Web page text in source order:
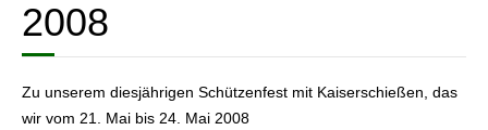
2008
Zu unserem diesjährigen Schützenfest mit Kaiserschießen, das
wir vom 21. Mai bis 24. Mai 2008